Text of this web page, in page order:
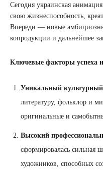
Сегодня украинская
свою жизнеспособность,
Впереди — новые
копродукции и дальнейшее
Ключевые факторы успеха
Уникальный
литературу, фольклор и
оригинальные и
Высокий
сформировалась сильная
художников, способных